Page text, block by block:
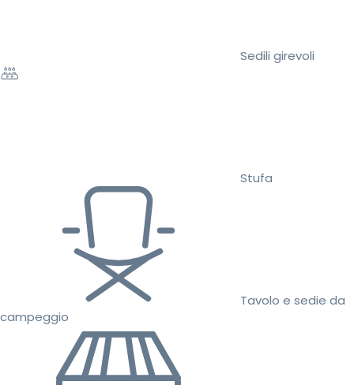
Sedili girevoli
Stufa
Tavolo e sedie da
campeggio